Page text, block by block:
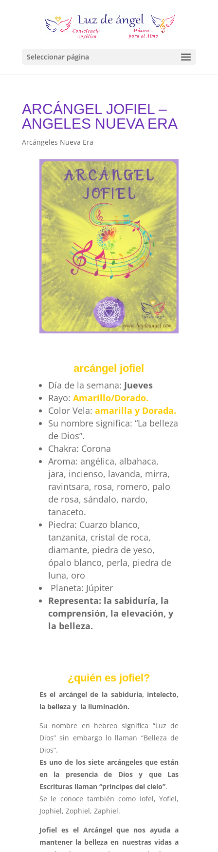
Seleccionar página
ARCÁNGEL JOFIEL –
ANGELES NUEVA ERA
Arcángeles Nueva Era
arcángel jofiel
Día de la semana: Jueves
Rayo: Amarillo/Dorado.
Color Vela: amarilla y Dorada.
Su nombre significa: “La belleza
de Dios”.
Chakra: Corona
Aroma: angélica, albahaca,
jara, incienso, lavanda, mirra,
ravintsara, rosa, romero, palo
de rosa, sándalo, nardo,
tanaceto.
Piedra: Cuarzo blanco,
tanzanita, cristal de roca,
diamante, piedra de yeso,
ópalo blanco, perla, piedra de
luna, oro
Planeta: Júpiter
Representa: la sabiduría, la
comprensión, la elevación, y
la belleza.
¿quién es jofiel?
Es el arcángel de la sabiduría, intelecto,
la belleza y la iluminación.
Su nombre en hebreo significa “Luz de
Dios” sin embargo lo llaman “Belleza de
Dios”.
Es uno de los siete arcángeles que están
en la presencia de Dios y que Las
Escrituras llaman “príncipes del cielo”.
Se le conoce también como Iofel, Yofiel,
Jophiel, Zophiel, Zaphiel.
Jofiel es el Arcángel que nos ayuda a
mantener la belleza en nuestras vidas a